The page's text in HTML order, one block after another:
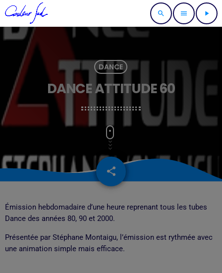
search menu play_arrow
DANCE
DANCE ATTITUDE 60
share
email
Émission hebdomadaire d’une heure reprenant tous les tubes
Dance des années 80, 90 et 2000.
Présentée par Stéphane Montaigu, l’émission est rythmée avec
une animation simple mais efficace.